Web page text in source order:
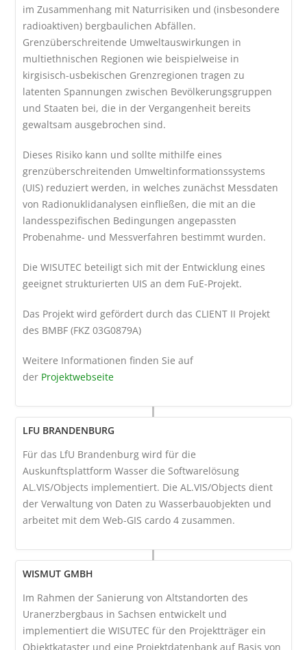
im Zusammenhang mit Naturrisiken und (insbesondere
radioaktiven) bergbaulichen Abfällen.
Grenzüberschreitende Umweltauswirkungen in
multiethnischen Regionen wie beispielweise in
kirgisisch-usbekischen Grenzregionen tragen zu
latenten Spannungen zwischen Bevölkerungsgruppen
und Staaten bei, die in der Vergangenheit bereits
gewaltsam ausgebrochen sind.
Dieses Risiko kann und sollte mithilfe eines
grenzüberschreitenden Umweltinformationssystems
(UIS) reduziert werden, in welches zunächst Messdaten
von Radionuklidanalysen einfließen, die mit an die
landesspezifischen Bedingungen angepassten
Probenahme- und Messverfahren bestimmt wurden.
Die WISUTEC beteiligt sich mit der Entwicklung eines
geeignet strukturierten UIS an dem FuE-Projekt.
Das Projekt wird gefördert durch das CLIENT II Projekt
des BMBF (FKZ 03G0879A)
Weitere Informationen finden Sie auf
der Projektwebseite
LFU BRANDENBURG
Für das LfU Brandenburg wird für die
Auskunftsplattform Wasser die Softwarelösung
AL.VIS/Objects implementiert. Die AL.VIS/Objects dient
der Verwaltung von Daten zu Wasserbauobjekten und
arbeitet mit dem Web-GIS cardo 4 zusammen.
WISMUT GMBH
Im Rahmen der Sanierung von Altstandorten des
Uranerzbergbaus in Sachsen entwickelt und
implementiert die WISUTEC für den Projektträger ein
Objektkataster und eine Projektdatenbank auf Basis von